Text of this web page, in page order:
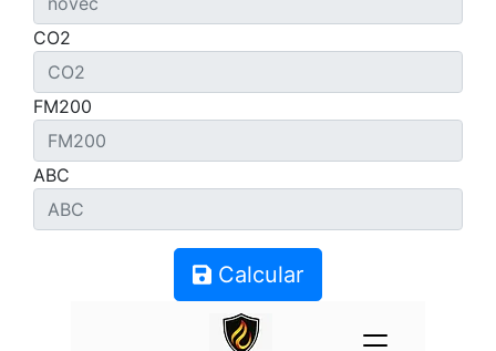
CO2
FM200
ABC
Calcular